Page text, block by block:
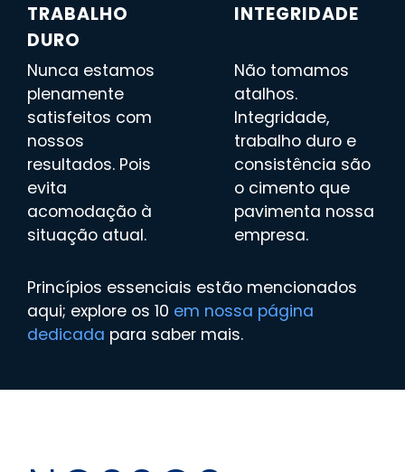
TRABALHO
DURO
Nunca estamos
plenamente
satisfeitos com
nossos
resultados. Pois
evita
acomodação à
situação atual.
INTEGRIDADE
Não tomamos
atalhos.
Integridade,
trabalho duro e
consistência são
o cimento que
pavimenta nossa
empresa.
Princípios essenciais estão mencionados
aqui; explore os 10 em nossa página
dedicada para saber mais.